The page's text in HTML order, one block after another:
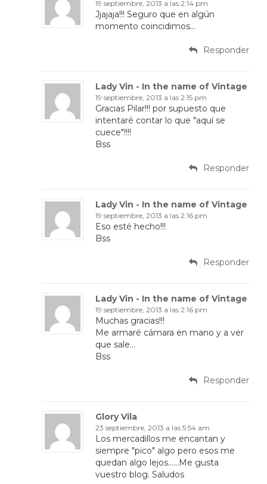
19 septiembre, 2013 a las 2:14 pm
Jjajaja!!! Seguro que en algún
momento coincidimos…
Responder
Lady Vin - In the name of Vintage
19 septiembre, 2013 a las 2:15 pm
Gracias Pilar!!! por supuesto que
intentaré contar lo que "aquí se
cuece"!!!!
Bss
Responder
Lady Vin - In the name of Vintage
19 septiembre, 2013 a las 2:16 pm
Eso esté hecho!!!
Bss
Responder
Lady Vin - In the name of Vintage
19 septiembre, 2013 a las 2:16 pm
Muchas gracias!!!
Me armaré cámara en mano y a ver
que sale…
Bss
Responder
Glory Vila
23 septiembre, 2013 a las 5:54 am
Los mercadillos me encantan y
siempre "pico" algo pero esos me
quedan algo lejos……Me gusta
vuestro blog. Saludos